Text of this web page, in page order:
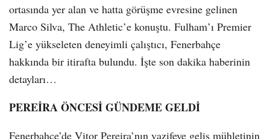
ortasında yer alan ve hatta görüşme evresine gelinen
Marco Silva, The Athletic’e konuştu. Fulham’ı Premier
Lig’e yükseleten deneyimli çalıştıcı, Fenerbahçe
hakkında bir itirafta bulundu. İşte son dakika haberinin
detayları…
PEREİRA ÖNCESİ GÜNDEME GELDİ
Fenerbahçe’de Vitor Pereira’nın vazifeye geliş mühletinin